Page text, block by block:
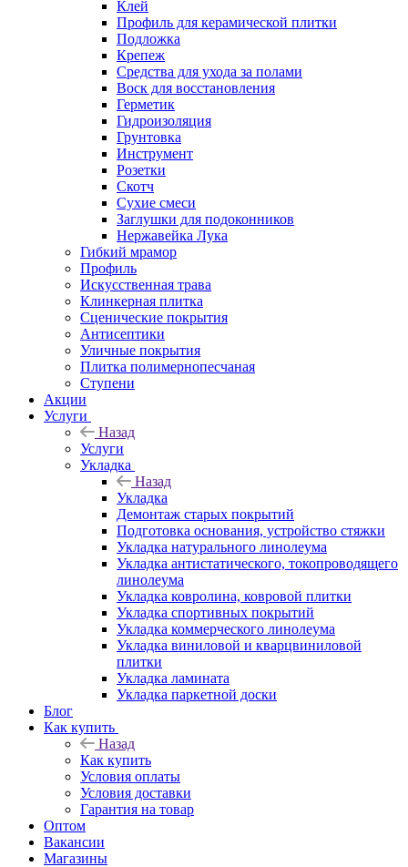
Клей
Профиль для керамической плитки
Подложка
Крепеж
Средства для ухода за полами
Воск для восстановления
Герметик
Гидроизоляция
Грунтовка
Инструмент
Розетки
Скотч
Сухие смеси
Заглушки для подоконников
Нержавейка Лука
Гибкий мрамор
Профиль
Искусственная трава
Клинкерная плитка
Сценические покрытия
Антисептики
Уличные покрытия
Плитка полимернопесчаная
Ступени
Акции
Услуги
Назад
Услуги
Укладка
Назад
Укладка
Демонтаж старых покрытий
Подготовка основания, устройство стяжки
Укладка натурального линолеума
Укладка антистатического, токопроводящего
линолеума
Укладка ковролина, ковровой плитки
Укладка спортивных покрытий
Укладка коммерческого линолеума
Укладка виниловой и кварцвиниловой
плитки
Укладка ламината
Укладка паркетной доски
Блог
Как купить
Назад
Как купить
Условия оплаты
Условия доставки
Гарантия на товар
Оптом
Вакансии
Магазины